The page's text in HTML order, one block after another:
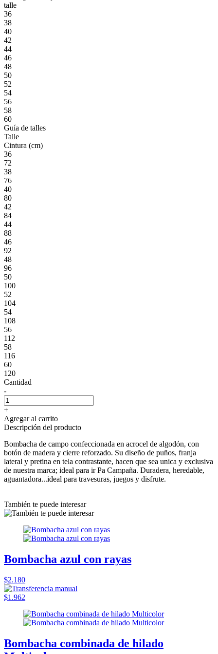
talle
36
38
40
42
44
46
48
50
52
54
56
58
60
Guía de talles
Talle
Cintura (cm)
36
72
38
76
40
80
42
84
44
88
46
92
48
96
50
100
52
104
54
108
56
112
58
116
60
120
Cantidad
-
+
Agregar al carrito
Descripción del producto
Bombacha de campo confeccionada en acrocel de algodón, con
botón de madera y cierre reforzado. Su diseño de puños, franja
lateral y pretina en tela contrastante, hacen que sea unica y exclusiva
de nuestra marca; ideal para ir Pa Campaña. Duradera, heredable,
aguantadora...ideal para travesuras, juegos y disfrute.
También te puede interesar
Bombacha azul con rayas
$2.180
$1.962
Bombacha combinada de hilado